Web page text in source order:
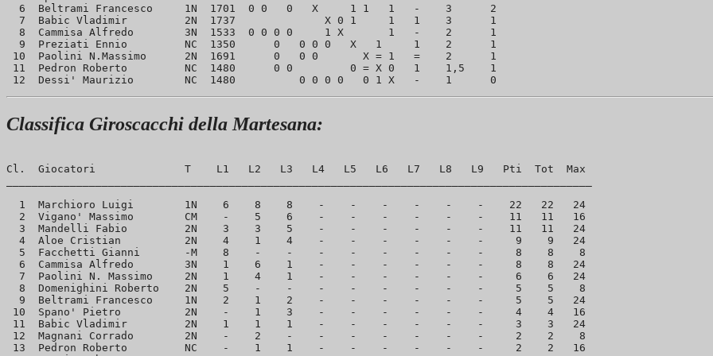
  6  Beltrami Francesco     1N  1701  0 0   0   X     1 1   1   -    3      2
  7  Babic Vladimir         2N  1737              X 0 1     1   1    3      1
  8  Cammisa Alfredo        3N  1533  0 0 0 0     1 X       1   -    2      1
  9  Preziati Ennio         NC  1350      0   0 0 0   X   1     1    2      1
10  Paolini N.Massimo      2N  1691      0   0 0       X = 1   =    2      1
11  Pedron Roberto         NC  1480      0 0         0 = X 0   1    1,5    1
Classifica Giroscacchi della Martesana:
Cl.  Giocatori              T    L1   L2   L3   L4   L5   L6   L7   L8   L9   Pti  Tot  Max
  1  Marchioro Luigi        1N    6    8    8    -    -    -    -    -    -    22   22   24
  2  Vigano' Massimo        CM    -    5    6    -    -    -    -    -    -    11   11   16
  3  Mandelli Fabio         2N    3    3    5    -    -    -    -    -    -    11   11   24
  4  Aloe Cristian          2N    4    1    4    -    -    -    -    -    -     9    9   24
  5  Facchetti Gianni       -M    8    -    -    -    -    -    -    -    -     8    8    8
  6  Cammisa Alfredo        3N    1    6    1    -    -    -    -    -    -     8    8   24
  7  Paolini N. Massimo     2N    1    4    1    -    -    -    -    -    -     6    6   24
  8  Domenighini Roberto    2N    5    -    -    -    -    -    -    -    -     5    5    8
  9  Beltrami Francesco     1N    2    1    2    -    -    -    -    -    -     5    5   24
10  Spano' Pietro          2N    -    1    3    -    -    -    -    -    -     4    4   16
11  Babic Vladimir         2N    1    1    1    -    -    -    -    -    -     3    3   24
12  Magnani Corrado        2N    -    2    -    -    -    -    -    -    -     2    2    8
13  Pedron Roberto         NC    -    1    1    -    -    -    -    -    -     2    2   16